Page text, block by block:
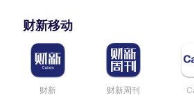
财新移动
财新 财新周刊